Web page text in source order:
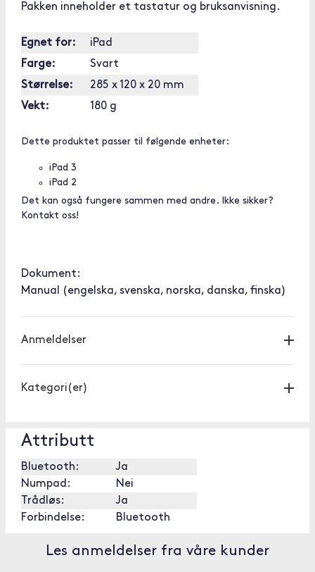
Pakken inneholder et tastatur og bruksanvisning.
Egnet for:
iPad
Farge:
Svart
Størrelse:
285 x 120 x 20 mm
Vekt:
180 g
Dette produktet passer til følgende enheter:
iPad 3
iPad 2
Det kan også fungere sammen med andre. Ikke sikker?
Kontakt oss!
Dokument:
Manual (engelska, svenska, norska, danska, finska)
Anmeldelser
Kategori(er)
Attributt
Bluetooth:
Ja
Numpad:
Nei
Trådløs:
Ja
Forbindelse:
Bluetooth
Les anmeldelser fra våre kunder